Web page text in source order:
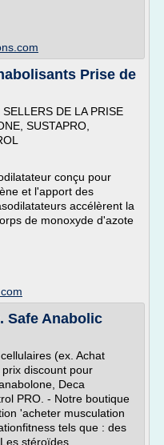
Prise de
DE LA PRISE
SUSTAPRO,
conçu pour
et l'apport des
accélèrent la
de monoxyde d'azote
Safe Anabolic
(ex. Achat
discount pour
Deca
PRO. - Notre boutique
'acheter musculation
tels que : des
stéroïdes